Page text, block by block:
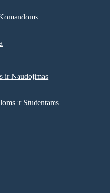
ir Naudojimas
ir Studentams